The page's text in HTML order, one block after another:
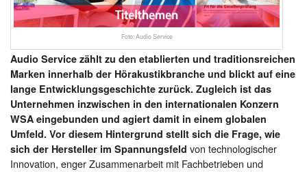
Foto: Audio Service
Audio Service zählt zu den etablierten und traditionsreichen
Marken innerhalb der Hörakustikbranche und blickt auf eine
lange Entwicklungsgeschichte zurück. Zugleich ist das
Unternehmen inzwischen in den internationalen Konzern
WSA eingebunden und agiert damit in einem globalen
Umfeld. Vor diesem Hintergrund stellt sich die Frage, wie
sich der Hersteller im Spannungsfeld von technologischer
Innovation, enger Zusammenarbeit mit Fachbetrieben und